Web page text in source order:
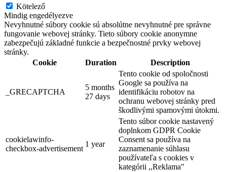
Múzeumok, galériák
Kötelező
Mindig engedélyezve
Nevyhnutné súbory cookie sú absolútne nevyhnutné pre správne
fungovanie webovej stránky. Tieto súbory cookie anonymne
zabezpečujú základné funkcie a bezpečnostné prvky webovej
stránky.
Cookie
Duration Description
_GRECAPTCHA
5 months
27 days
Tento cookie od spoločnosti
Google sa používa na
identifikáciu robotov na
ochranu webovej stránky pred
škodlivými spamovými útokmi.
cookielawinfo-
checkbox-advertisement
1 year
Tento súbor cookie nastavený
doplnkom GDPR Cookie
Consent sa používa na
zaznamenanie súhlasu
používateľa s cookies v
kategórii ,,Reklama"